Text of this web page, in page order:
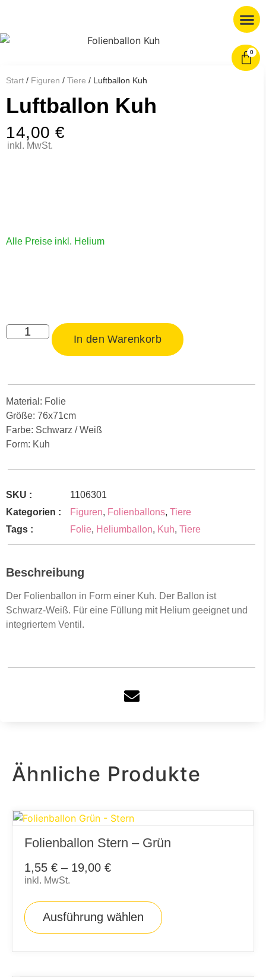
0
Start / Figuren / Tiere / Luftballon Kuh
Luftballon Kuh
14,00 €
inkl. MwSt.
Alle Preise inkl. Helium
In den Warenkorb
Material: Folie
Größe: 76x71cm
Farbe: Schwarz / Weiß
Form: Kuh
SKU :
1106301
Kategorien :
Figuren, Folienballons, Tiere
Tags :
Folie, Heliumballon, Kuh, Tiere
Beschreibung
Der Folienballon in Form einer Kuh. Der Ballon ist
Schwarz-Weiß. Für eine Füllung mit Helium geeignet und
integriertem Ventil.
Ähnliche Produkte
Folienballon Stern – Grün
1,55 € – 19,00 €
inkl. MwSt.
Ausführung wählen